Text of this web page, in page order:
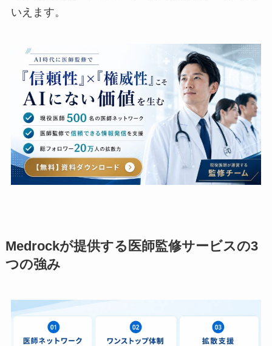
いえます。
Medrockが提供する医師監修サービスの3
つの強み